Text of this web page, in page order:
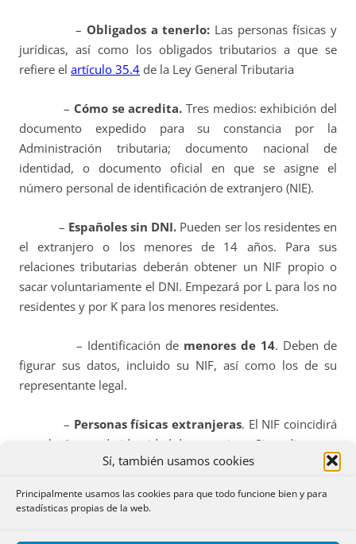
Sí, también usamos cookies
Principalmente usamos las cookies para que todo funcione bien y para
estadísticas propias de la web.
– Obligados a tenerlo: Las personas físicas y
jurídicas, así como los obligados tributarios a que se
refiere el artículo 35.4 de la Ley General Tributaria
– Cómo se acredita. Tres medios: exhibición del
documento expedido para su constancia por la
Administración tributaria; documento nacional de
identidad, o documento oficial en que se asigne el
número personal de identificación de extranjero (NIE).
– Españoles sin DNI. Pueden ser los residentes en
el extranjero o los menores de 14 años. Para sus
relaciones tributarias deberán obtener un NIF propio o
sacar voluntariamente el DNI. Empezará por L para los no
residentes y por K para los menores residentes.
– Identificación de menores de 14. Deben de
figurar sus datos, incluido su NIF, así como los de su
representante legal.
– Personas físicas extranjeras. El NIF coincidirá
con el número de identidad de extranjero. Si no disponen
de él, deben de solicitar la asignación de un NIF cuando
trascendencia tributaria. Su letra inicial será la M.